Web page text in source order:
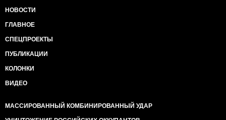
НОВОСТИ
ГЛАВНОЕ
СПЕЦПРОЕКТЫ
ПУБЛИКАЦИИ
КОЛОНКИ
ВИДЕО
МАССИРОВАННЫЙ КОМБИНИРОВАННЫЙ УДАР